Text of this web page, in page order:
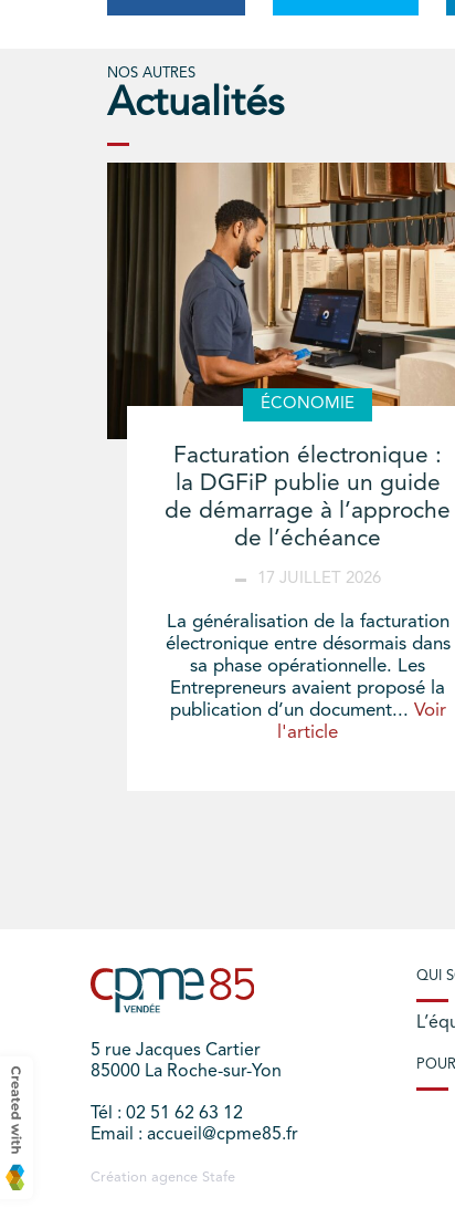
NOS AUTRES
Actualités
ÉCONOMIE
Facturation électronique :
la DGFiP publie un guide
de démarrage à l’approche
de l’échéance
17 JUILLET 2026
La généralisation de la facturation
électronique entre désormais dans
sa phase opérationnelle. Les
Entrepreneurs avaient proposé la
publication d’un document... Voir
l'article
5 rue Jacques Cartier
85000 La Roche-sur-Yon
Tél : 02 51 62 63 12
Email : accueil@cpme85.fr
Création agence Stafe
QUI